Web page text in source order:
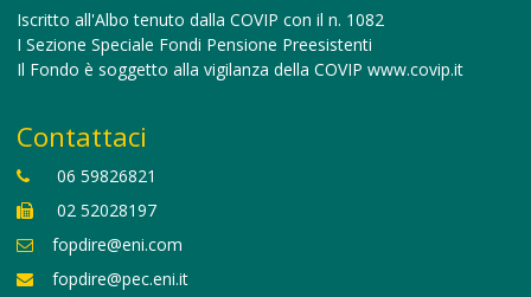
Iscritto all'Albo tenuto dalla COVIP con il n. 1082
I Sezione Speciale Fondi Pensione Preesistenti
Il Fondo è soggetto alla vigilanza della COVIP www.covip.it
Contattaci
06 59826821
02 52028197
fopdire@eni.com
fopdire@pec.eni.it